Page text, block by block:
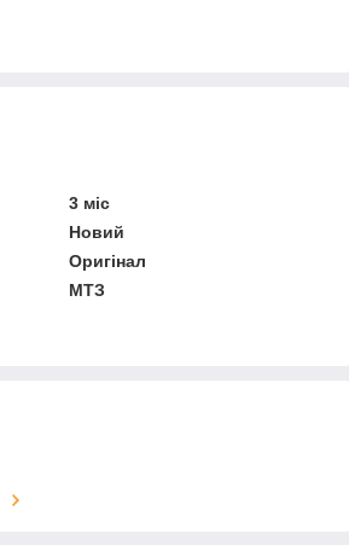
3 міс
Новий
Оригінал
МТЗ